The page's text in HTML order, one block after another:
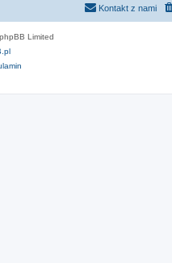
Kontakt z nami
Limited